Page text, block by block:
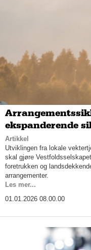
ekspanderende
Artikkel
Utviklingen fra lokale
skal gjøre
foretrukken og
arrangementer.
Les mer...
01.01.2026 08.00.00